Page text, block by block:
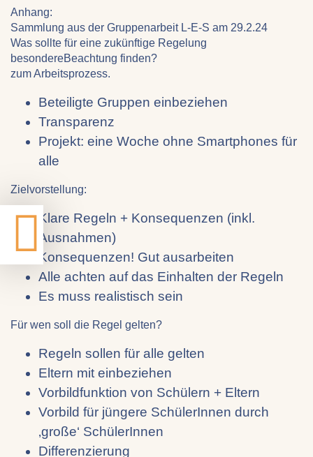
Anhang:
Sammlung aus der Gruppenarbeit L-E-S am 29.2.24
Was sollte für eine zukünftige Regelung
besondereBeachtung finden?
zum Arbeitsprozess.
Beteiligte Gruppen einbeziehen
Transparenz
Projekt: eine Woche ohne Smartphones für
alle
Zielvorstellung:
Klare Regeln + Konsequenzen (inkl.
Ausnahmen)
Konsequenzen! Gut ausarbeiten
Alle achten auf das Einhalten der Regeln
Es muss realistisch sein
Für wen soll die Regel gelten?
Regeln sollen für alle gelten
Eltern mit einbeziehen
Vorbildfunktion von Schülern + Eltern
Vorbild für jüngere SchülerInnen durch
‚große‘ SchülerInnen
Differenzierung